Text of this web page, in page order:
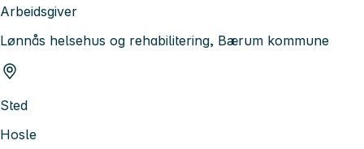
Arbeidsgiver
Lønnås helsehus og rehabilitering, Bærum kommune
Sted
Hosle